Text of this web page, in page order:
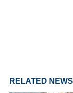
RELATED NEWS